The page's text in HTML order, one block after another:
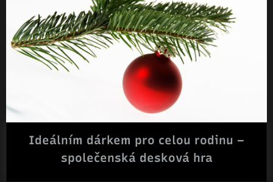
Ideálním dárkem pro celou rodinu –
společenská desková hra